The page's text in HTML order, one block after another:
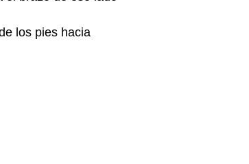
los pies hacia